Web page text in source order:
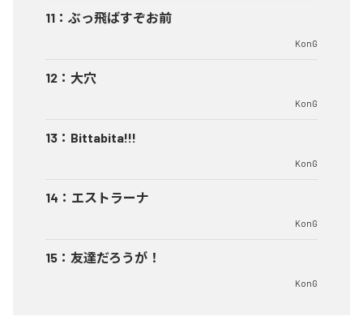
11 ： ぶっ飛ばすぞお前
KonG
12 ： 大穴
KonG
13 ： Bittabita!!!
KonG
14 ： エストラーナ
KonG
15 ： 友達だろうが！
KonG